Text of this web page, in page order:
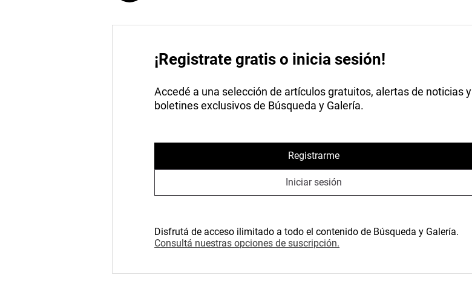
¡Registrate gratis o inicia sesión!
Accedé a una selección de artículos gratuitos, alertas de noticias y
boletines exclusivos de Búsqueda y Galería.
Registrarme
Iniciar sesión
Disfrutá de acceso ilimitado a todo el contenido de Búsqueda y Galería.
Consultá nuestras opciones de suscripción.